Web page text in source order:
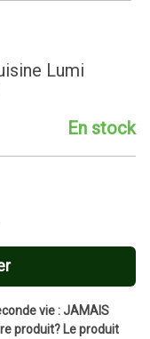
Lumi
En stock
vie : JAMAIS
produit? Le produit